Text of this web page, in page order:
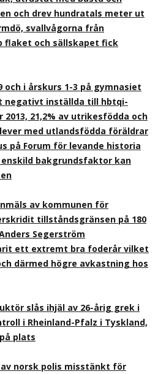
och drev hundratals meter ut
svallvågorna från
flaket och sällskapet fick
och i årskurs 1-3 på gymnasiet
negativt inställda till hbtqi-
2013, 21,2% av utrikesfödda och
med utlandsfödda föräldrar
på Forum för levande historia
bakgrundsfaktor kan
av kommunen för
tillståndsgränsen på 180
Segerström
ett extremt bra foderår vilket
därmed högre avkastning hos
slås ihjäl av 26-årig grek i
i Rheinland-Pfalz i Tyskland,
plats
norsk polis misstänkt för